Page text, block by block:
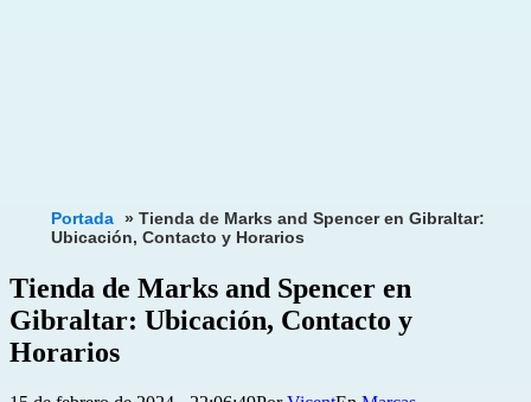
Portada » Tienda de Marks and Spencer en Gibraltar:
Ubicación, Contacto y Horarios
Tienda de Marks and Spencer en
Gibraltar: Ubicación, Contacto y
Horarios